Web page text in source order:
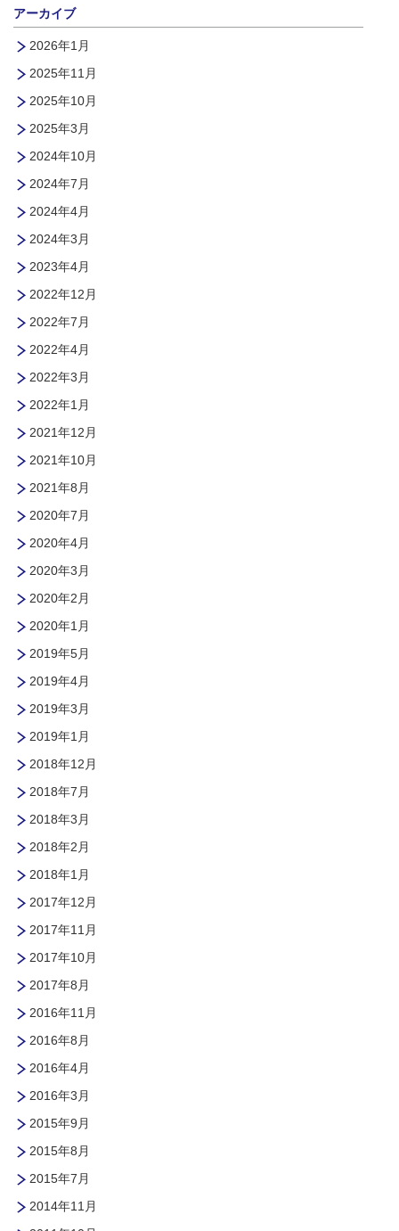
アーカイブ
2026年1月
2025年11月
2025年10月
2025年3月
2024年10月
2024年7月
2024年4月
2024年3月
2023年4月
2022年12月
2022年7月
2022年4月
2022年3月
2022年1月
2021年12月
2021年10月
2021年8月
2020年7月
2020年4月
2020年3月
2020年2月
2020年1月
2019年5月
2019年4月
2019年3月
2019年1月
2018年12月
2018年7月
2018年3月
2018年2月
2018年1月
2017年12月
2017年11月
2017年10月
2017年8月
2016年11月
2016年8月
2016年4月
2016年3月
2015年9月
2015年8月
2015年7月
2014年11月